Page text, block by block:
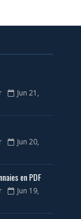
Jun 21,
Jun 20,
en PDF
Jun 19,